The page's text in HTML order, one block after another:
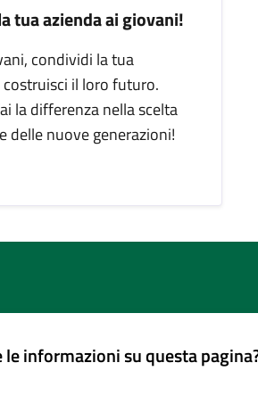
tua azienda ai giovani!
condividi la tua
costruisci il loro futuro.
la differenza nella scelta
delle nuove generazioni!
le informazioni su questa